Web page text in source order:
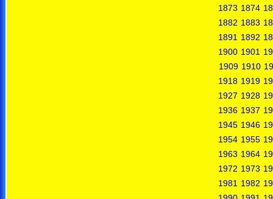
1873 1874
1882 1883
1891 1892
1900 1901
1909 1910
1918 1919
1927 1928
1936 1937
1945 1946
1954 1955
1963 1964
1972 1973
1981 1982